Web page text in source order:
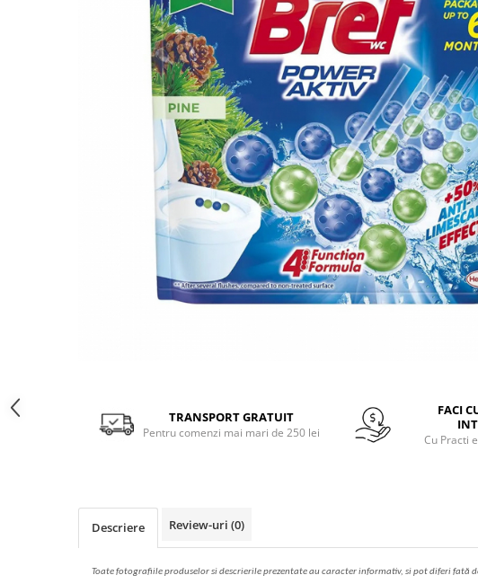
Echipamente de curăţenie
Folie aluminiu,folie alimentara
Produse de dezinfectare
Solutie de indepartat rugina si
Produse pentru curatarea tenului
pentru par, masca de par
Vata demachianta
Facebook
TRANSPORT GRATUIT
Pentru comenzi mai mari de 250 lei
FACI
Cu Practi
Descriere Review-uri (0)
Toate fotografiile produselorsidescrierileprezentate au caracter informativ, si pot diferi fată